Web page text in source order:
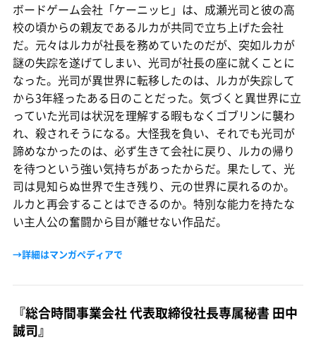
ボードゲーム会社「ケーニッヒ」は、成瀬光司と彼の高
校の頃からの親友であるルカが共同で立ち上げた会社
だ。元々はルカが社長を務めていたのだが、突如ルカが
謎の失踪を遂げてしまい、光司が社長の座に就くことに
なった。光司が異世界に転移したのは、ルカが失踪して
から3年経ったある日のことだった。気づくと異世界に立
っていた光司は状況を理解する暇もなくゴブリンに襲わ
れ、殺されそうになる。大怪我を負い、それでも光司が
諦めなかったのは、必ず生きて会社に戻り、ルカの帰り
を待つという強い気持ちがあったからだ。果たして、光
司は見知らぬ世界で生き残り、元の世界に戻れるのか。
ルカと再会することはできるのか。特別な能力を持たな
い主人公の奮闘から目が離せない作品だ。
→詳細はマンガペディアで
『総合時間事業会社 代表取締役社長専属秘書 田中
誠司』